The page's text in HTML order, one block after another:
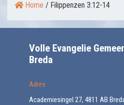
Home / Filippenzen 3:12-14
Volle Evangelie
Breda
Adres
Academiesingel 27, 4811 AB